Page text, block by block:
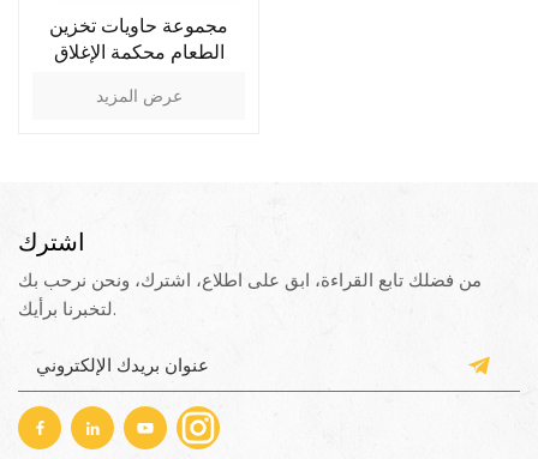
مجموعة حاويات تخزين
الطعام محكمة الإغلاق
عرض المزيد
اشترك
من فضلك تابع القراءة، ابق على اطلاع، اشترك، ونحن نرحب بك
لتخبرنا برأيك.